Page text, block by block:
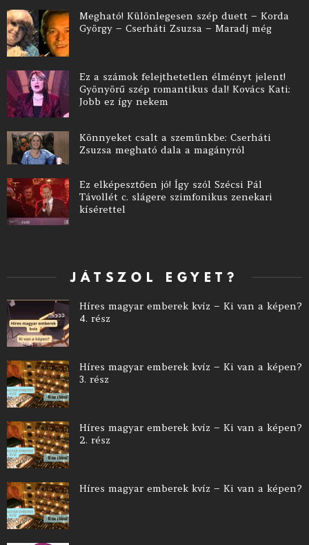
Megható! Különlegesen szép duett – Korda
György – Cserháti Zsuzsa – Maradj még
Ez a számok felejthetetlen élményt jelent!
Gyönyörű szép romantikus dal! Kovács Kati:
Jobb ez így nekem
Könnyeket csalt a szemünkbe: Cserháti
Zsuzsa megható dala a magányról
Ez elképesztően jó! Így szól Szécsi Pál
Távollét c. slágere szimfonikus zenekari
kísérettel
JÁTSZOL EGYET?
Híres magyar emberek kvíz – Ki van a képen?
4. rész
Híres magyar emberek kvíz – Ki van a képen?
3. rész
Híres magyar emberek kvíz – Ki van a képen?
2. rész
Híres magyar emberek kvíz – Ki van a képen?